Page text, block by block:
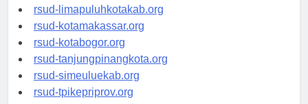
rsud-pasuruankota.org
rsud-limapuluhkotakab.org
rsud-kotamakassar.org
rsud-kotabogor.org
rsud-tanjungpinangkota.org
rsud-simeuluekab.org